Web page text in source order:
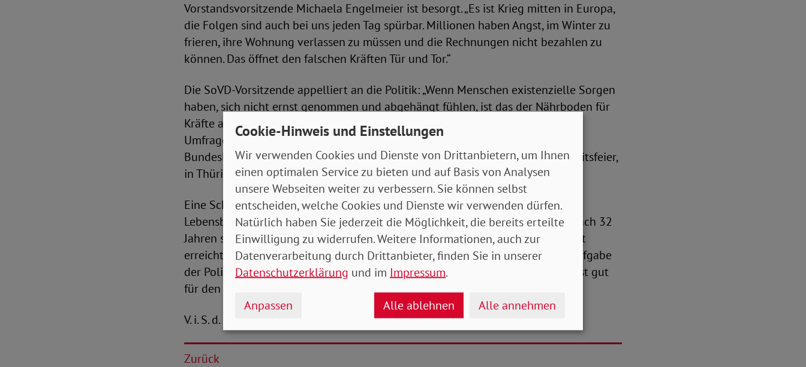
Vorstandsvorsitzende Michaela Engelmeier ist besorgt. „Es ist Krieg mitten in Europa,
die Folgen sind auch bei uns jeden Tag spürbar. Millionen haben Angst, im Winter zu
frieren, ihre Wohnung verlassen zu müssen und die Rechnungen nicht bezahlen zu
können. Das öffnet den falschen Kräften Tür und Tor.“
Die SoVD-Vorsitzende appelliert an die Politik: „Wenn Menschen existenzielle Sorgen
haben, sich nicht ernst genommen und abgehängt fühlen, ist das der Nährboden für
Kräfte an den politischen Rändern. Es macht mich traurig, wenn bei aktuellen
Umfragen rechtspopulistische Parteien vorne liegen, wie in den östlichen
Bundesländern im Ganzen oder auch im Gastgeberland der diesjährigen Einheitsfeier,
in Thüringen. Das muss ein Alarmsignal für die Politik sein“, so Engelmeier.
Eine Schlüsselrolle fällt für Michaela Engelmeier auch den einheitlichen
Lebensbedingungen in Ost und West zu: „Es kann doch nicht sein, dass auch nach 32
Jahren staatlicher Einheit, diese etwa bei Löhnen und Renten immer noch nicht
erreicht sind. Das ist nicht umsonst als Staatsziel im Grundgesetz verankert. Aufgabe
der Politik ist es, endlich für gleichwertige Lebensverhältnisse zu sorgen. Das ist gut
für den sozialen Frieden und beugt der Spaltung der Gesellschaft vor.“
V. i. S. d. P.: Peter-Michael Zernechel
Zurück
Cookie-Hinweis und Einstellungen
Wir verwenden Cookies und Dienste von Drittanbietern, um Ihnen
einen optimalen Service zu bieten und auf Basis von Analysen
unsere Webseiten weiter zu verbessern. Sie können selbst
entscheiden, welche Cookies und Dienste wir verwenden dürfen.
Natürlich haben Sie jederzeit die Möglichkeit, die bereits erteilte
Einwilligung zu widerrufen. Weitere Informationen, auch zur
Datenverarbeitung durch Drittanbieter, finden Sie in unserer
Datenschutzerklärung und im Impressum.
Anpassen Alle ablehnen Alle annehmen